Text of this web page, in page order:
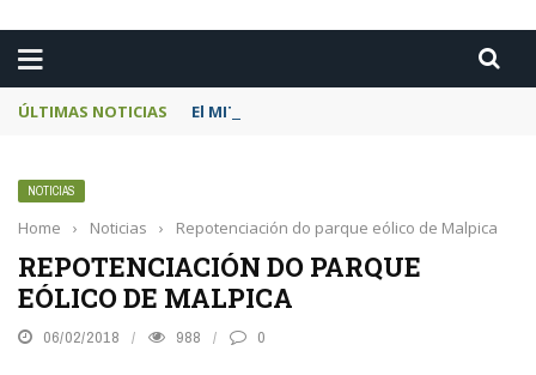
ÚLTIMAS NOTICIAS El MITECO prepara una subasta de 600
NOTICIAS
Home › Noticias › Repotenciación do parque eólico de Malpica
REPOTENCIACIÓN DO PARQUE
EÓLICO DE MALPICA
06/02/2018 988 0